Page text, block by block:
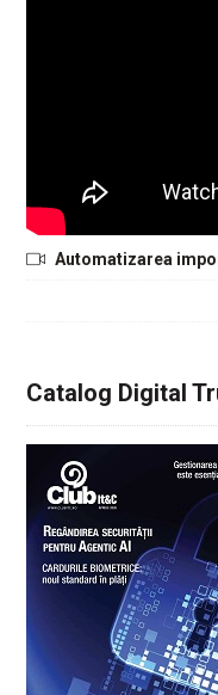
Automatizarea
Catalog Digital